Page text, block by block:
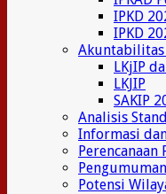
IPKD
IPKD
Akuntabilitas
LKjIP
LKJIP
SAKIP
Analisis
Informasi
Perencanaan
Pengumuman
Potensi